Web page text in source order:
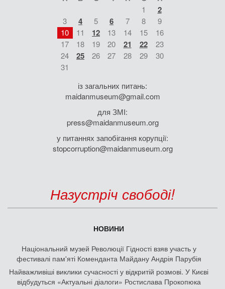
1 2
3 4 5 6 7 8
9
10
11 12 13 14 15
16
17
18 19 20 21 22
23
24
25 26 27 28 29
30
31
із загальних питань:
maidanmuseum@gmail.com
для ЗМІ:
press@maidanmuseum.org
у питаннях запобігання корупції:
stopcorruption@maidanmuseum.org
Назустріч свободі!
НОВИНИ
Національний музей Революції Гідності взяв участь у
фестивалі пам'яті Коменданта Майдану Андрія Парубія
Найважливіші виклики сучасності у відкритій розмові. У Києві
відбудуться «Актуальні діалоги» Ростислава Прокопюка